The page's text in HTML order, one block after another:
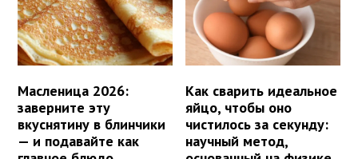
Масленица 2026:
заверните эту
вкуснятину в блинчики
— и подавайте как
Как сварить идеальное
яйцо, чтобы оно
чистилось за секунду:
научный метод,